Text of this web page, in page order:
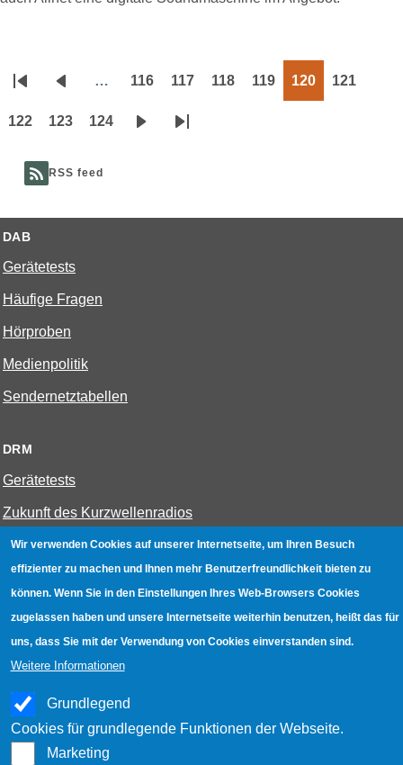
Seitennummerierung
Erste
Seite
Vorherige
Seite
… 116 117 118 119 120 121
122 123 124
NächsteLetzte
RSS feed
DAB
Gerätetests
Häufige Fragen
Hörproben
Medienpolitik
Sendernetztabellen
DRM
Gerätetests
Zukunft des Kurzwellenradios
W-LAN
Bestenliste
Gerätetests
Hotspot absichern
WLAN-Testbuch
Wir verwenden Cookies auf unserer Internetseite, um Ihren Besuch
effizienter zu machen und Ihnen mehr Benutzerfreundlichkeit bieten zu
können. Wenn Sie in den Einstellungen Ihres Web-Browsers Cookies
zugelassen haben und unsere Internetseite weiterhin benutzen, heißt das für
uns, dass Sie mit der Verwendung von Cookies einverstanden sind.
Weitere Informationen
Grundlegend
Cookies für grundlegende Funktionen der Webseite.
Marketing